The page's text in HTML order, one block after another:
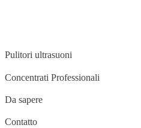
Pulitori ultrasuoni
Concentrati Professionali
Da sapere
Contatto